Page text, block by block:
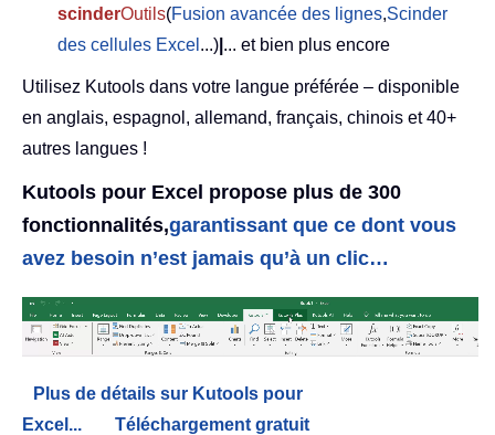
scinderOutils(Fusion avancée des lignes,Scinder
des cellules Excel ...) ... et bien plus encore
Utilisez Kutools dans votre langue préférée – disponible
en anglais, espagnol, allemand, français, chinois et 40+
autres langues !
Kutools pour Excel propose plus de 300
fonctionnalités,garantissant que ce dont vous
avez besoin n’est jamais qu’à un clic…
Plus de détails sur Kutools pour
Excel...
Téléchargement gratuit